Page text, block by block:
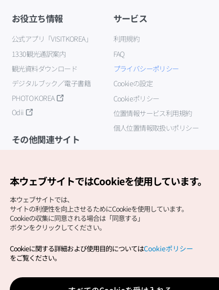
お役立ち情報
公式アプリ「VISITKOREA」
1330観光通訳案内
観光資料ダウンロード
デジタルブック／電子書籍
PHOTO KOREA
Odii
サービス
利用規約
FAQ
プライバシーポリシー
Cookieの設定
Cookieポリシー
位置情報サービス利用規約
個人位置情報取扱いポリシー
その他関連サイト
Copyright (c) Korea Tourism Organization All Rights
サイトエラー報告公式メール
japanese@knto.or.kr
本ウェブサイトではCookieを使用しています。
本ウェブサイトでは、
サイトの利便性を向上させるためにCookieを使用しています。
Cookieの収集に同意される場合は「同意する」
ボタンをクリックしてください。
Cookieに関する詳細および使用目的についてはCookieポリシー
をご覧ください。